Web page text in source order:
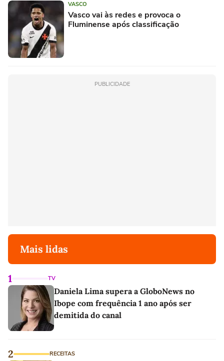
VASCO
Vasco vai às redes e provoca o
Fluminense após classificação
PUBLICIDADE
Mais lidas
1 TV
Daniela Lima supera a GloboNews no
Ibope com frequência 1 ano após ser
demitida do canal
2 RECEITAS